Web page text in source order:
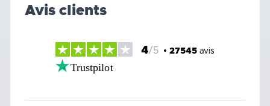
Avis clients
4/5 • 27545 avis
Trustpilot